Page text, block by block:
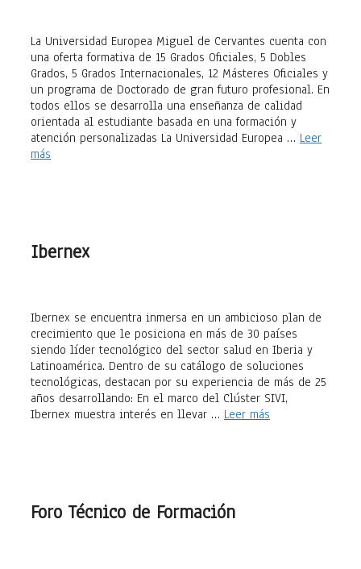
La Universidad Europea Miguel de Cervantes cuenta con
una oferta formativa de 15 Grados Oficiales, 5 Dobles
Grados, 5 Grados Internacionales, 12 Másteres Oficiales y
un programa de Doctorado de gran futuro profesional. En
todos ellos se desarrolla una enseñanza de calidad
orientada al estudiante basada en una formación y
atención personalizadas La Universidad Europea … Leer
más
Ibernex
Ibernex se encuentra inmersa en un ambicioso plan de
crecimiento que le posiciona en más de 30 países
siendo líder tecnológico del sector salud en Iberia y
Latinoamérica. Dentro de su catálogo de soluciones
tecnológicas, destacan por su experiencia de más de 25
años desarrollando: En el marco del Clúster SIVI,
Ibernex muestra interés en llevar … Leer más
Foro Técnico de Formación